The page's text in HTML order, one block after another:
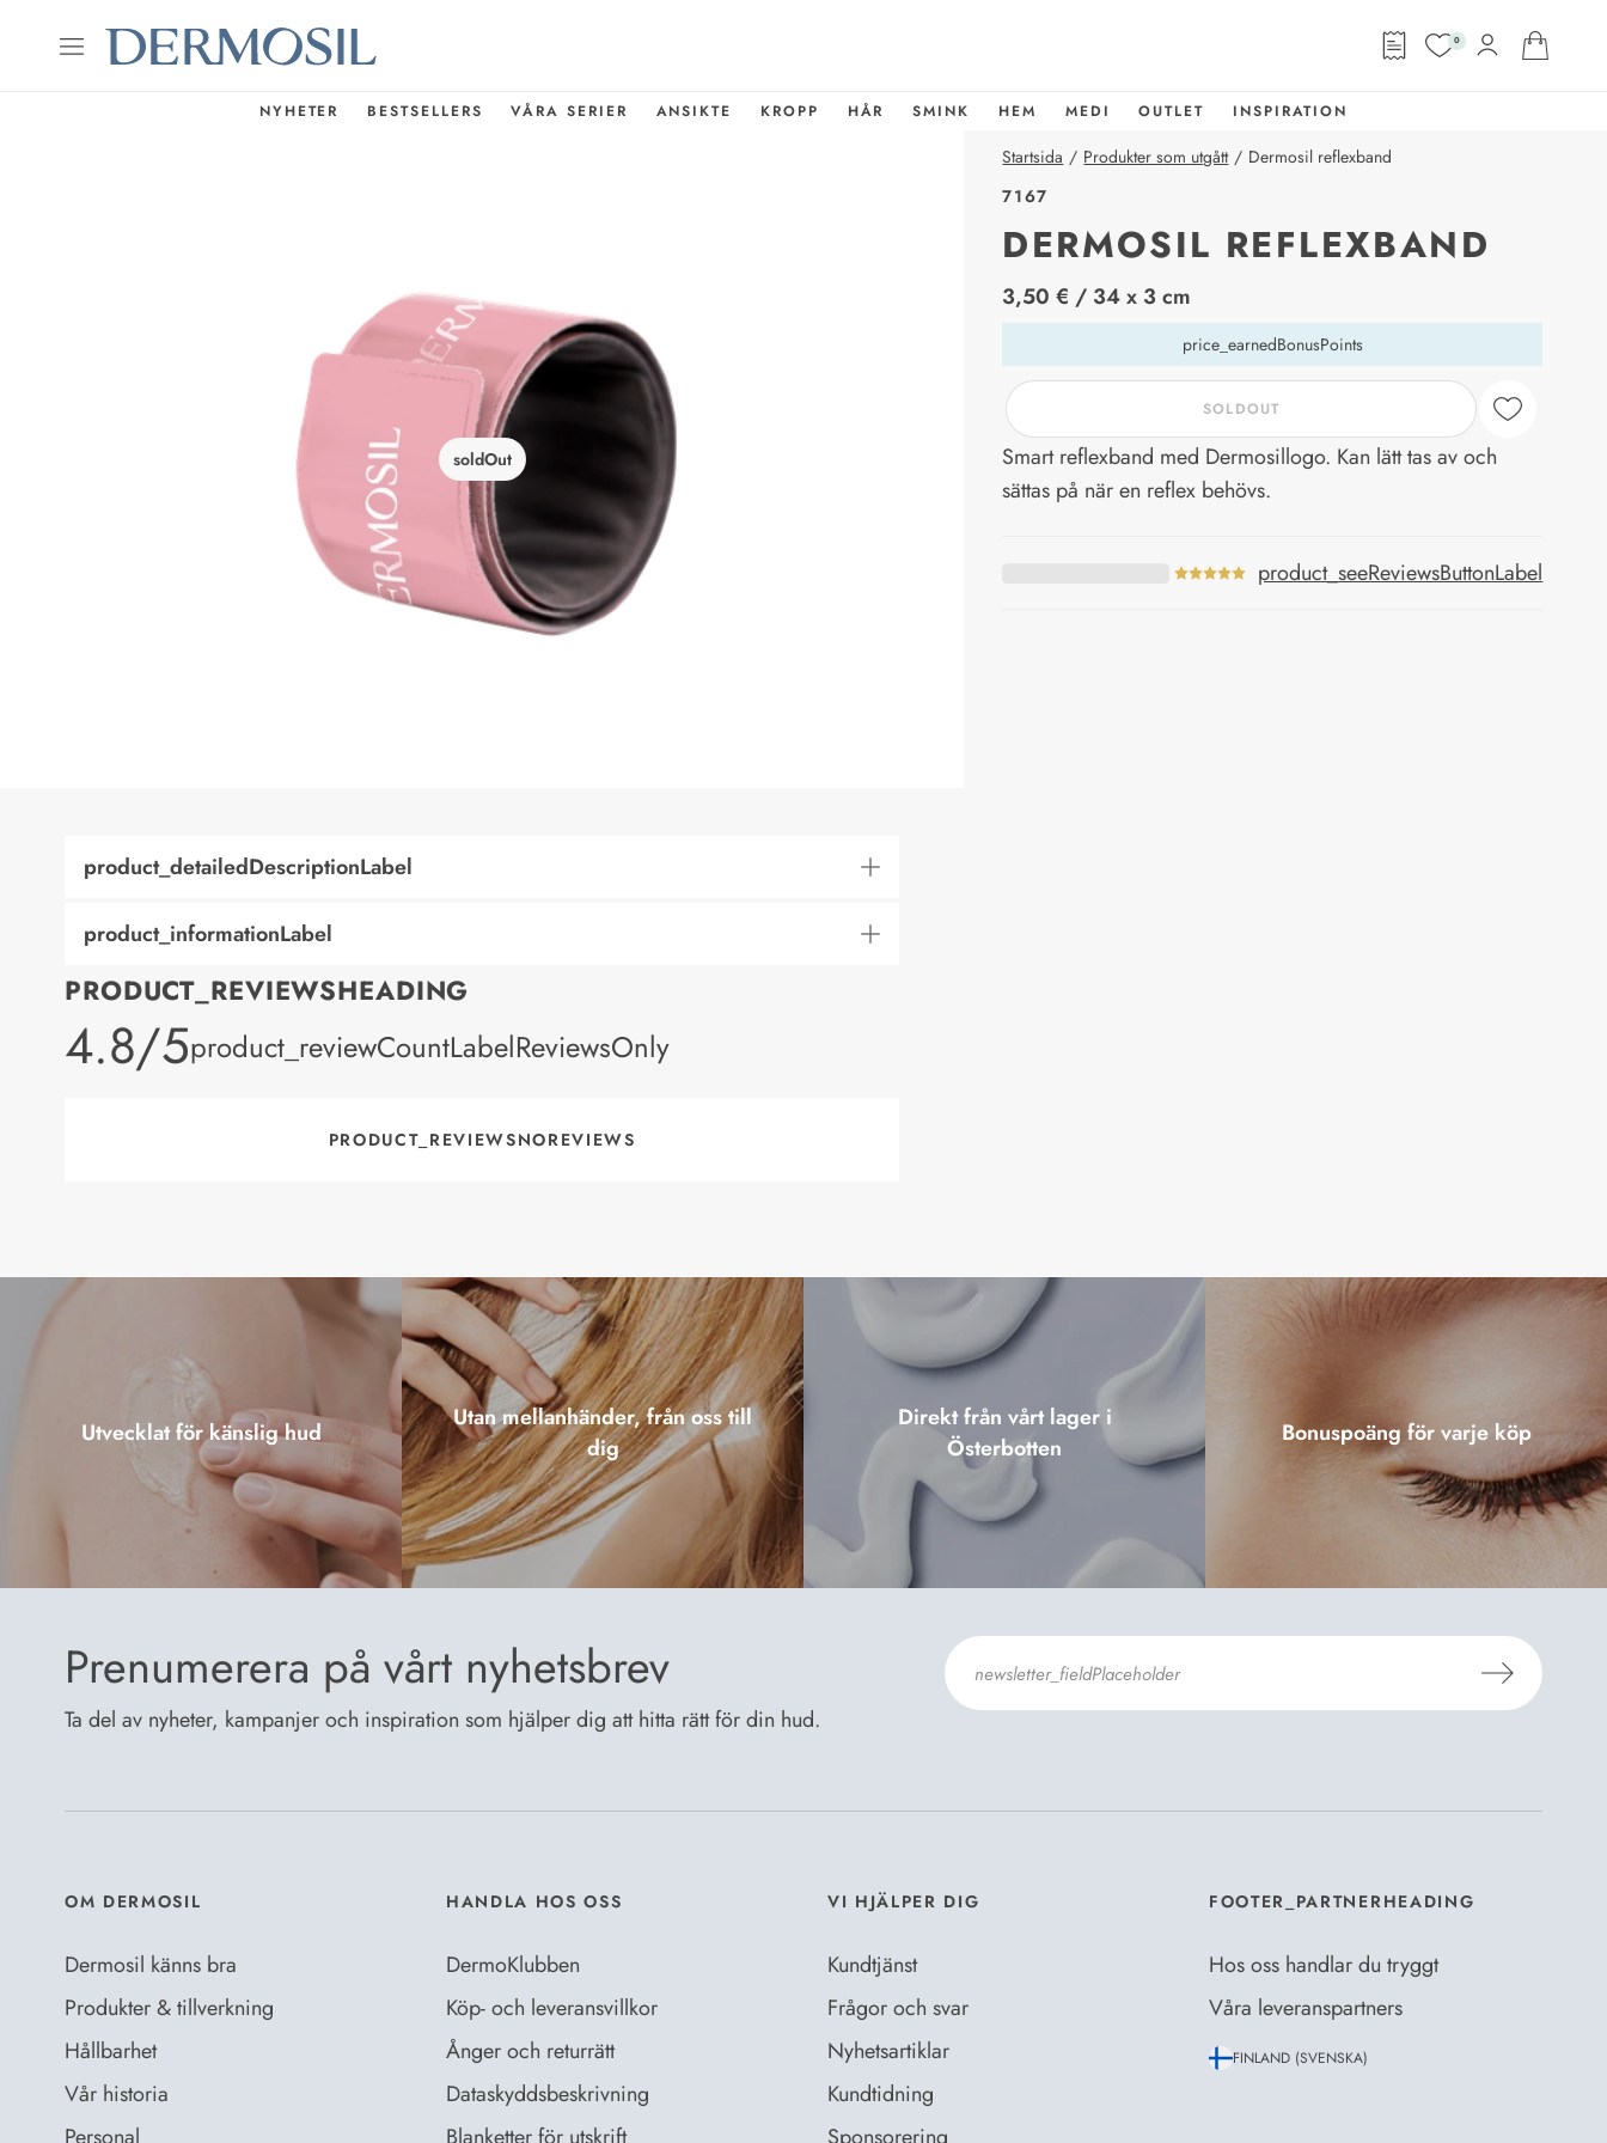
0
NYHETER BESTSELLERS VÅRA SERIER ANSIKTE KROPP HÅR SMINK HEM MEDI OUTLET INSPIRATION
soldOut
Startsida / Produkter som utgått / Dermosil reflexband
7167
DERMOSIL REFLEXBAND
price_label
3,50 € / 34 x 3 cm
price_earnedBonusPoints
SOLDOUT
Smart reflexband med Dermosillogo. Kan lätt tas av och
sättas på när en reflex behövs.
product_seeReviewsButtonLabel
product_detailedDescriptionLabel
product_informationLabel
PRODUCT_REVIEWSHEADING
product_rating
4.8/5product_reviewCountLabelReviewsOnly
PRODUCT_REVIEWSNOREVIEWS
Utvecklat för känslig hud
Utan mellanhänder, från oss till
dig
Direkt från vårt lager i
Österbotten
Bonuspoäng för varje köp
Prenumerera på vårt nyhetsbrev
Ta del av nyheter, kampanjer och inspiration som hjälper dig att hitta rätt för din hud.
OM DERMOSIL
Dermosil känns bra
Produkter & tillverkning
Hållbarhet
Vår historia
HANDLA HOS OSS
DermoKlubben
Köp- och leveransvillkor
Ånger och returrätt
Dataskyddsbeskrivning
VI HJÄLPER DIG
Kundtjänst
Frågor och svar
Nyhetsartiklar
Kundtidning
FOOTER_PARTNERHEADING
Hos oss handlar du tryggt
Våra leveranspartners
FINLAND (SVENSKA)